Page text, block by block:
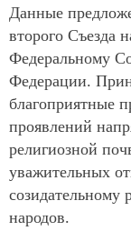
Данные
второго Съезда
Федеральному
Федерации.
благоприятные
проявлений
религиозной
уважительных
созидательному
народов.